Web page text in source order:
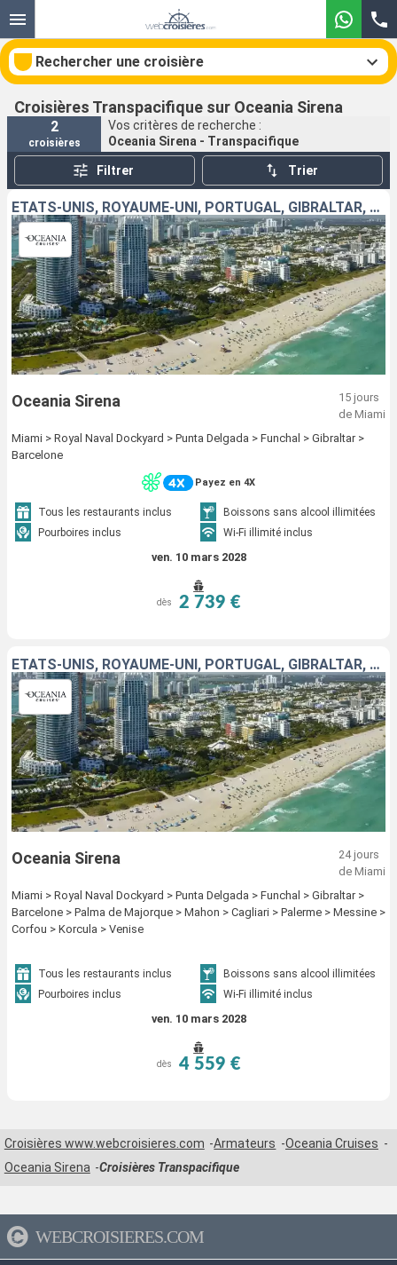
Rechercher une croisière
Nos destinations
Mois de départ
Ports Compagnies
Rechercher
Croisières Transpacifique sur Oceania Sirena
2
croisières
Vos critères de recherche :
Oceania Sirena - Transpacifique
Filtrer Trier
ÉTATS-UNIS, ROYAUME-UNI, PORTUGAL, GIBRALTAR, ESPAGNE
Oceania Sirena
15 jours
de Miami
Miami > Royal Naval Dockyard > Punta Delgada > Funchal > Gibraltar >
Barcelone
Payez en 4X
Tous les restaurants inclus
Boissons sans alcool illimitées
Pourboires inclus
Wi-Fi illimité inclus
ven. 10 mars 2028
dès 2 739 €
ÉTATS-UNIS, ROYAUME-UNI, PORTUGAL, GIBRALTAR, ESPAGNE, MAJORQUE, GRÈCE, CROATIE, ITALIE
Oceania Sirena
24 jours
de Miami
Miami > Royal Naval Dockyard > Punta Delgada > Funchal > Gibraltar >
Barcelone > Palma de Majorque > Mahon > Cagliari > Palerme > Messine >
Corfou > Korcula > Venise
Tous les restaurants inclus
Boissons sans alcool illimitées
Pourboires inclus
Wi-Fi illimité inclus
ven. 10 mars 2028
dès 4 559 €
Croisières www.webcroisieres.com Armateurs
Oceania Cruises
Oceania Sirena
Croisières Transpacifique
WEBCROISIERES.COM